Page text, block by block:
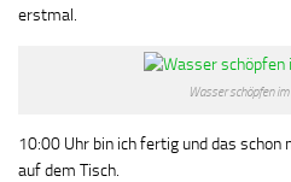
erstmal.
Wasser schöpfen
10:00 Uhr bin ich fertig und das
auf dem Tisch.